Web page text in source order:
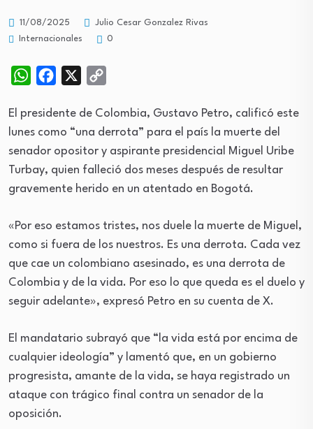
11/08/2025
Julio Cesar Gonzalez Rivas
Internacionales
0
WhatsAppFacebook
El presidente de Colombia, Gustavo Petro, calificó este
lunes como “una derrota” para el país la muerte del
senador opositor y aspirante presidencial Miguel Uribe
Turbay, quien falleció dos meses después de resultar
gravemente herido en un atentado en Bogotá.
«Por eso estamos tristes, nos duele la muerte de Miguel,
como si fuera de los nuestros. Es una derrota. Cada vez
que cae un colombiano asesinado, es una derrota de
Colombia y de la vida. Por eso lo que queda es el duelo y
seguir adelante», expresó Petro en su cuenta de X.
El mandatario subrayó que “la vida está por encima de
cualquier ideología” y lamentó que, en un gobierno
progresista, amante de la vida, se haya registrado un
ataque con trágico final contra un senador de la
oposición.